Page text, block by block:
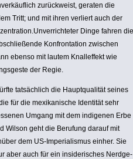
zurück­weist, geraten die
Tritt; und mit ihren verliert auch der
Dinge fahren die
Konfron­ta­tion zwischen
ebenso mit lautem Knall­ef­fekt wie
der Regie.
tatsäch­lich die Haupt­qua­lität seines
für die mexi­ka­ni­sche Identität sehr
Umgang mit dem indigenen Erbe
Wilson geht die Berufung darauf mit
dem US-Impe­ria­lismus einher. Sie
aber auch für ein insi­de­ri­sches Nerd­ge­